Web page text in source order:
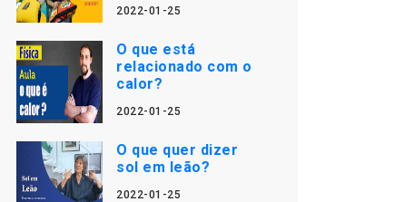
2022-01-25
O que está
relacionado com o
calor?
2022-01-25
O que quer dizer
sol em leão?
2022-01-25